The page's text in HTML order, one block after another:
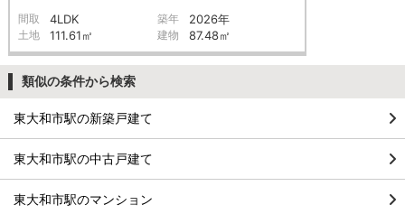
間取 4LDK 築年 2026年
土地 111.61㎡ 建物 87.48㎡
類似の条件から検索
東大和市駅の新築戸建て
東大和市駅の中古戸建て
東大和市駅のマンション